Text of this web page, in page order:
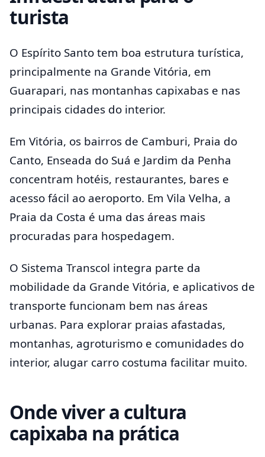
turista
O Espírito Santo tem boa estrutura turística,
principalmente na Grande Vitória, em
Guarapari, nas montanhas capixabas e nas
principais cidades do interior.
Em Vitória, os bairros de Camburi, Praia do
Canto, Enseada do Suá e Jardim da Penha
concentram hotéis, restaurantes, bares e
acesso fácil ao aeroporto. Em Vila Velha, a
Praia da Costa é uma das áreas mais
procuradas para hospedagem.
O Sistema Transcol integra parte da
mobilidade da Grande Vitória, e aplicativos de
transporte funcionam bem nas áreas
urbanas. Para explorar praias afastadas,
montanhas, agroturismo e comunidades do
interior, alugar carro costuma facilitar muito.
Onde viver a cultura
capixaba na prática